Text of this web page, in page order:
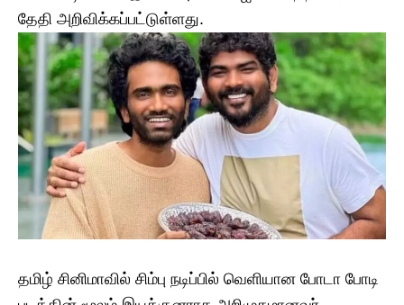
தேதி அறிவிக்கப்பட்டுள்ளது.
தமிழ் சினிமாவில் சிம்பு நடிப்பில் வெளியான போடா போடி